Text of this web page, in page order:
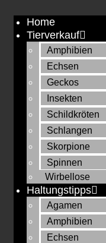
Inhalt
springen
Home
Tierverkauf
Amphibien
Echsen
Geckos
Insekten
Schildkröten
Schlangen
Skorpione
Spinnen
Wirbellose
Haltungstipps
Agamen
Amphibien
Echsen